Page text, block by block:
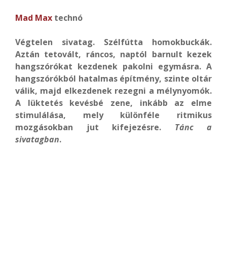
Mad Max technó
Végtelen sivatag. Szélfútta homokbuckák.
Aztán tetovált, ráncos, naptól barnult kezek
hangszórókat kezdenek pakolni egymásra. A
hangszórókból hatalmas építmény, szinte oltár
válik, majd elkezdenek rezegni a mélynyomók.
A lüktetés kevésbé zene, inkább az elme
stimulálása, mely különféle ritmikus
mozgásokban jut kifejezésre. Tánc a
sivatagban.